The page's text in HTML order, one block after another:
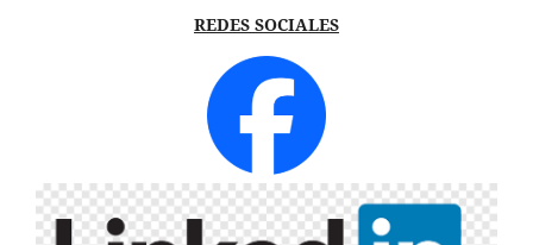
REDES SOCIALES